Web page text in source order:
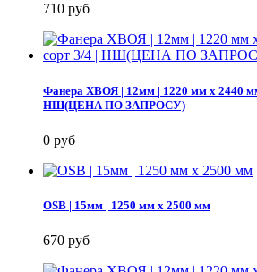
710 руб
Фанера ХВОЯ | 12мм | 1220 мм х 2440
НШ(ЦЕНА ПО ЗАПРОСУ)
0 руб
OSB | 15мм | 1250 мм х 2500 мм
670 руб